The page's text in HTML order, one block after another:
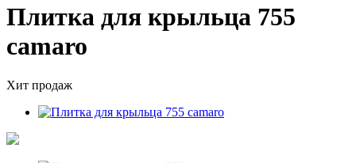
Плитка для крыльца 755
camaro
Хит продаж